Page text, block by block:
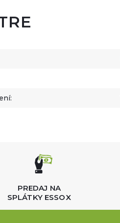
PREDAJ NA
SPLÁTKY ESSOX